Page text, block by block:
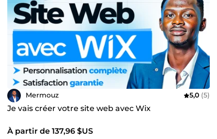
Mermouz 5,0 (5)
Je vais créer votre site web avec Wix
À partir de 137,96 $US